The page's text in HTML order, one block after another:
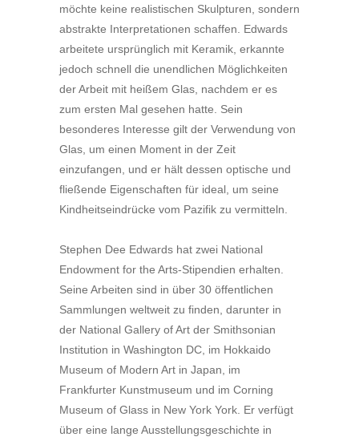
möchte keine realistischen Skulpturen, sondern
abstrakte Interpretationen schaffen. Edwards
arbeitete ursprünglich mit Keramik, erkannte
jedoch schnell die unendlichen Möglichkeiten
der Arbeit mit heißem Glas, nachdem er es
zum ersten Mal gesehen hatte. Sein
besonderes Interesse gilt der Verwendung von
Glas, um einen Moment in der Zeit
einzufangen, und er hält dessen optische und
fließende Eigenschaften für ideal, um seine
Kindheitseindrücke vom Pazifik zu vermitteln.
Stephen Dee Edwards hat zwei National
Endowment for the Arts-Stipendien erhalten.
Seine Arbeiten sind in über 30 öffentlichen
Sammlungen weltweit zu finden, darunter in
der National Gallery of Art der Smithsonian
Institution in Washington DC, im Hokkaido
Museum of Modern Art in Japan, im
Frankfurter Kunstmuseum und im Corning
Museum of Glass in New York York. Er verfügt
über eine lange Ausstellungsgeschichte in